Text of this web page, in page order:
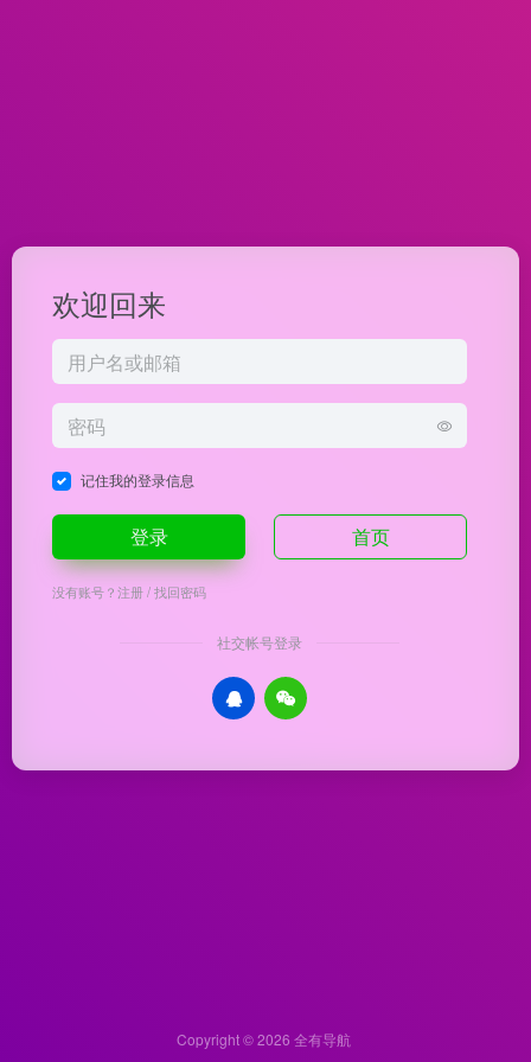
欢迎回来
记住我的登录信息
登录 首页
没有账号？注册/找回密码
社交帐号登录
Copyright © 2026 全有导航